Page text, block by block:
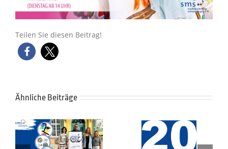
Teilen Sie diesen Beitrag!
Ähnliche Beiträge